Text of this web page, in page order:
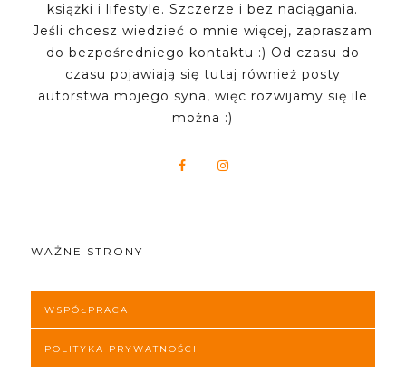
książki i lifestyle. Szczerze i bez naciągania.
Jeśli chcesz wiedzieć o mnie więcej, zapraszam
do bezpośredniego kontaktu :) Od czasu do
czasu pojawiają się tutaj również posty
autorstwa mojego syna, więc rozwijamy się ile
można :)
WAŻNE STRONY
WSPÓŁPRACA
POLITYKA PRYWATNOŚCI